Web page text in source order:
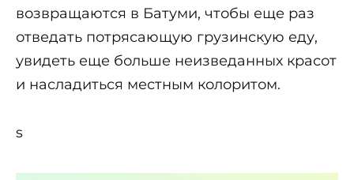
возвращаются в Батуми, чтобы еще раз
отведать потрясающую грузинскую еду,
увидеть еще больше неизведанных красот
и насладиться местным колоритом.
s